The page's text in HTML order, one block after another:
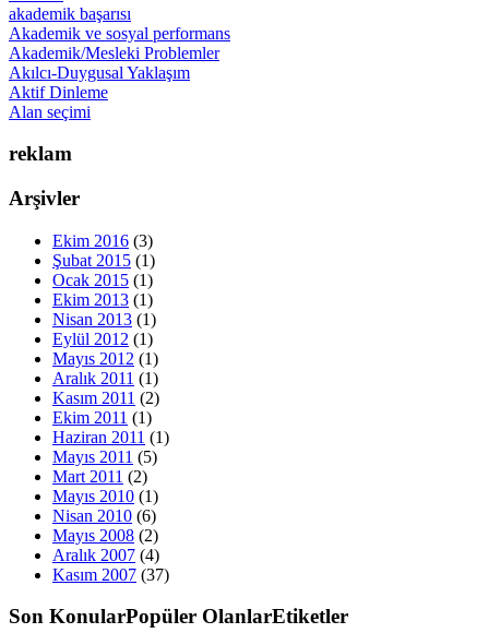
akademik başarısı
Akademik ve sosyal performans
Akademik/Mesleki Problemler
Akılcı-Duygusal Yaklaşım
Aktif Dinleme
Alan seçimi
reklam
Arşivler
Ekim 2016 (3)
Şubat 2015 (1)
Ocak 2015 (1)
Ekim 2013 (1)
Nisan 2013 (1)
Eylül 2012 (1)
Mayıs 2012 (1)
Aralık 2011 (1)
Kasım 2011 (2)
Ekim 2011 (1)
Haziran 2011 (1)
Mayıs 2011 (5)
Mart 2011 (2)
Mayıs 2010 (1)
Nisan 2010 (6)
Mayıs 2008 (2)
Aralık 2007 (4)
Kasım 2007 (37)
Son KonularPopüler OlanlarEtiketler